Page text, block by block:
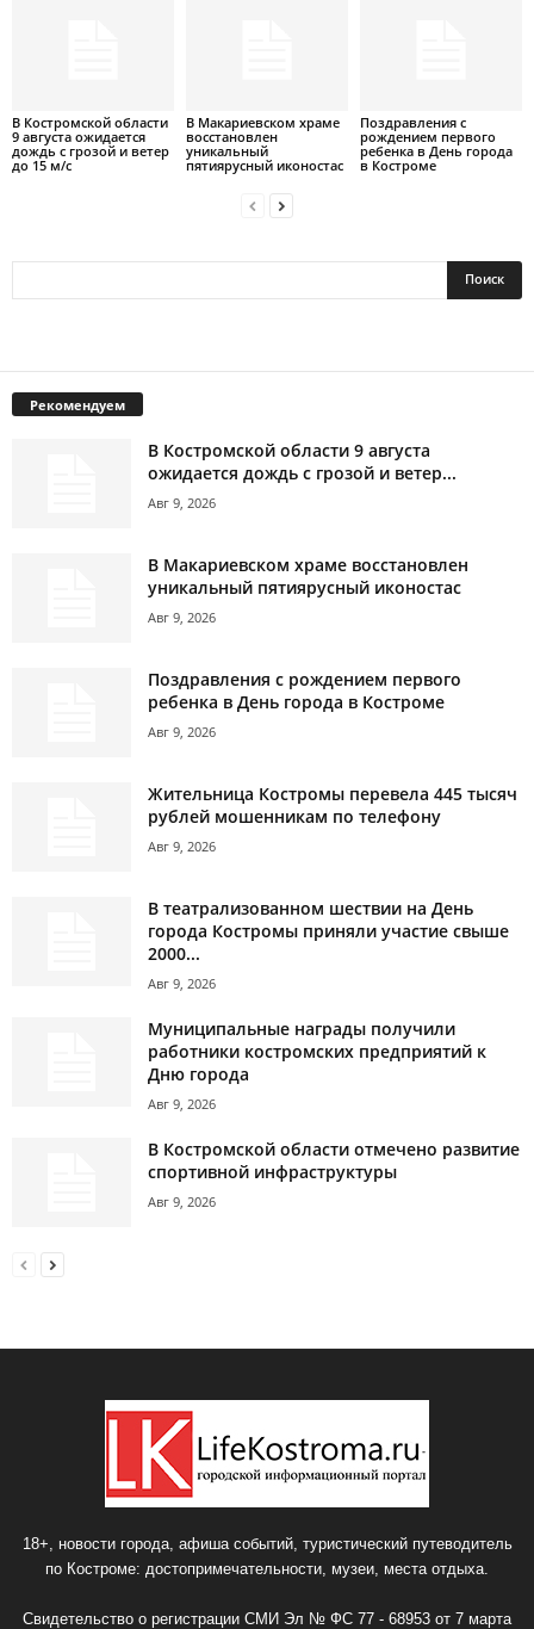
В Костромской области
9 августа ожидается
дождь с грозой и ветер
до 15 м/с
В Макариевском храме
восстановлен
уникальный
пятиярусный иконостас
Поздравления с
рождением первого
ребенка в День города
в Костроме
Рекомендуем
В Костромской области 9 августа
ожидается дождь с грозой и ветер...
Авг 9, 2026
В Макариевском храме восстановлен
уникальный пятиярусный иконостас
Авг 9, 2026
Поздравления с рождением первого
ребенка в День города в Костроме
Авг 9, 2026
Жительница Костромы перевела 445 тысяч
рублей мошенникам по телефону
Авг 9, 2026
В театрализованном шествии на День
города Костромы приняли участие свыше
2000...
Авг 9, 2026
Муниципальные награды получили
работники костромских предприятий к
Дню города
Авг 9, 2026
В Костромской области отмечено развитие
спортивной инфраструктуры
Авг 9, 2026
18+, новости города, афиша событий, туристический путеводитель
по Костроме: достопримечательности, музеи, места отдыха.
Свидетельство о регистрации СМИ Эл № ФС 77 - 68953 от 7 марта